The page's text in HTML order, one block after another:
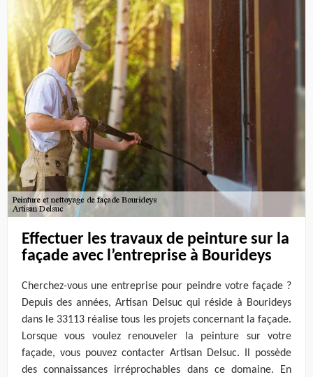
Effectuer les travaux de peinture sur la
façade avec l’entreprise à Bourideys
Cherchez-vous une entreprise pour peindre votre façade ?
Depuis des années, Artisan Delsuc qui réside à Bourideys
dans le 33113 réalise tous les projets concernant la façade.
Lorsque vous voulez renouveler la peinture sur votre
façade, vous pouvez contacter Artisan Delsuc. Il possède
des connaissances irréprochables dans ce domaine. En